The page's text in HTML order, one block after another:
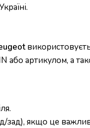
або артикулом, а
зад), якщо це